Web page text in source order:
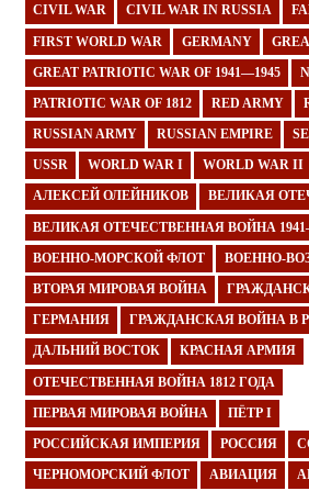
CIVIL WAR CIVIL WAR IN RUSSIA
FIRST WORLD WAR GERMANY
GREAT PATRIOTIC WAR OF 1941—1945
PATRIOTIC WAR OF 1812 RED ARMY
RUSSIAN ARMY RUSSIAN EMPIRE
USSR WORLD WAR I WORLD WAR II
АЛЕКСЕЙ ОЛЕЙНИКОВ ВЕЛИКАЯ
ВЕЛИКАЯ ОТЕЧЕСТВЕННАЯ ВОЙНА
ВОЕННО-МОРСКОЙ ФЛОТ ВОЕННО-
ВТОРАЯ МИРОВАЯ ВОЙНА
ГЕРМАНИЯ ГРАЖДАНСКАЯ ВОЙНА В
ДАЛЬНИЙ ВОСТОК КРАСНАЯ АРМИЯ
ОТЕЧЕСТВЕННАЯ ВОЙНА 1812 ГОДА
ПЕРВАЯ МИРОВАЯ ВОЙНА ПЁТР I
РОССИЙСКАЯ ИМПЕРИЯ РОССИЯ
ЧЕРНОМОРСКИЙ ФЛОТ АВИАЦИЯ